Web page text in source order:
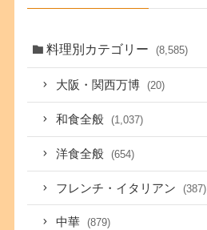
料理別カテゴリー (8,585)
大阪・関西万博 (20)
和食全般 (1,037)
洋食全般 (654)
フレンチ・イタリアン (387)
中華 (879)